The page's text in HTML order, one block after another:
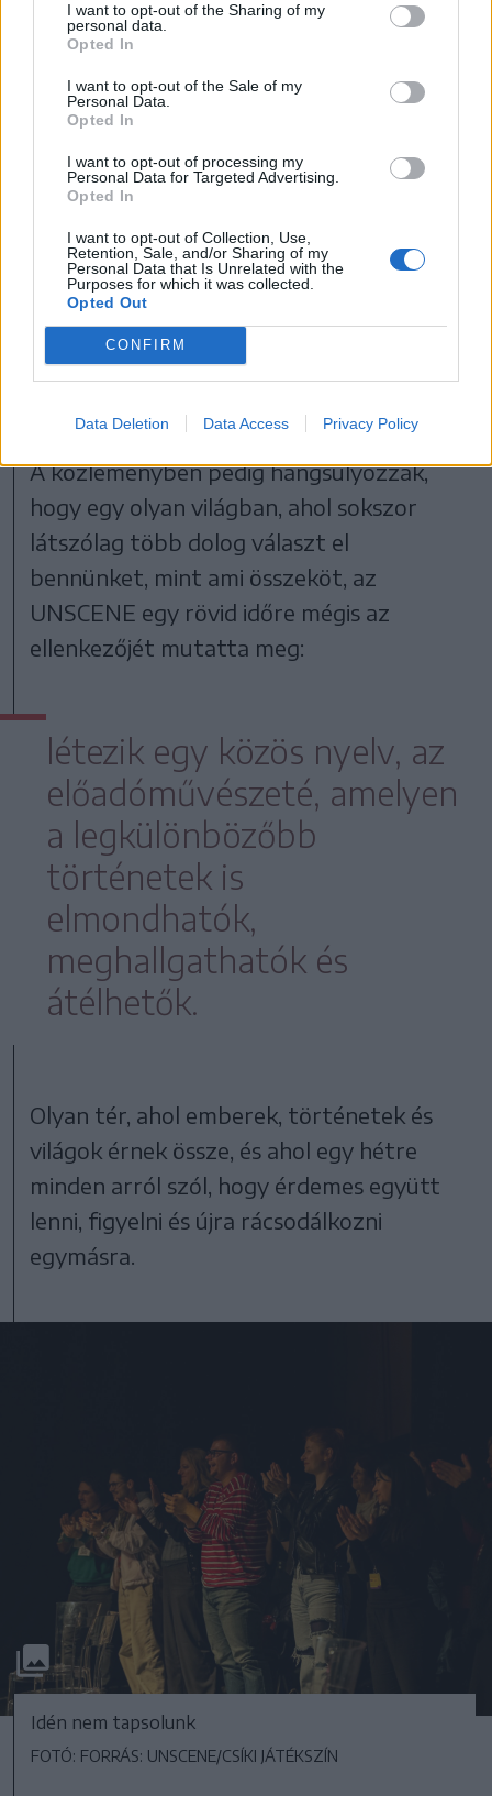
I want to opt-out of the Sharing of my
personal data.
Opted In
I want to opt-out of the Sale of my
Personal Data.
Opted In
I want to opt-out of processing my
Personal Data for Targeted Advertising.
Opted In
I want to opt-out of Collection, Use,
Retention, Sale, and/or Sharing of my
Personal Data that Is Unrelated with the
Purposes for which it was collected.
Opted Out
CONFIRM
Data Deletion Data Access Privacy Policy
Pillanatkép az egyik előadásból, 2024-ben
A közleményben pedig hangsúlyozzák,
hogy egy olyan világban, ahol sokszor
látszólag több dolog választ el
bennünket, mint ami összeköt, az
UNSCENE egy rövid időre mégis az
ellenkezőjét mutatta meg:
létezik egy közös nyelv, az
előadóművészeté, amelyen
a legkülönbözőbb
történetek is
elmondhatók,
meghallgathatók és
átélhetők.
Olyan tér, ahol emberek, történetek és
világok érnek össze, és ahol egy hétre
minden arról szól, hogy érdemes együtt
lenni, figyelni és újra rácsodálkozni
egymásra.
Idén nem tapsolunk
FOTÓ: FORRÁS: UNSCENE/CSÍKI JÁTÉKSZÍN